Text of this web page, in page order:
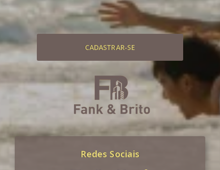
CADASTRAR-SE
Redes Sociais